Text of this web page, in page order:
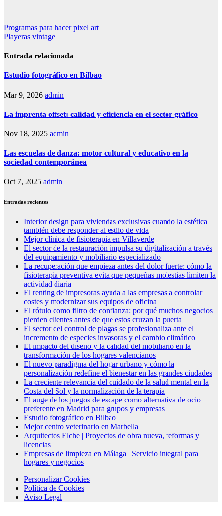
Navegación
de
entradas
Programas para hacer pixel art
Playeras vintage
Entrada relacionada
Estudio fotográfico en Bilbao
Mar 9, 2026 admin
La imprenta offset: calidad y eficiencia en el sector gráfico
Nov 18, 2025 admin
Las escuelas de danza: motor cultural y educativo en la
sociedad contemporánea
Oct 7, 2025 admin
Entradas recientes
Interior design para viviendas exclusivas cuando la estética
también debe responder al estilo de vida
Mejor clínica de fisioterapia en Villaverde
El sector de la restauración impulsa su digitalización a través
del equipamiento y mobiliario especializado
La recuperación que empieza antes del dolor fuerte: cómo la
fisioterapia preventiva evita que pequeñas molestias limiten la
actividad diaria
El renting de impresoras ayuda a las empresas a controlar
costes y modernizar sus equipos de oficina
El rótulo como filtro de confianza: por qué muchos negocios
pierden clientes antes de que estos cruzan la puerta
El sector del control de plagas se profesionaliza ante el
incremento de especies invasoras y el cambio climático
El impacto del diseño y la calidad del mobiliario en la
transformación de los hogares valencianos
El nuevo paradigma del hogar urbano y cómo la
personalización redefine el bienestar en las grandes ciudades
La creciente relevancia del cuidado de la salud mental en la
Costa del Sol y la normalización de la terapia
El auge de los juegos de escape como alternativa de ocio
preferente en Madrid para grupos y empresas
Estudio fotográfico en Bilbao
Mejor centro veterinario en Marbella
Arquitectos Elche | Proyectos de obra nueva, reformas y
licencias
Empresas de limpieza en Málaga | Servicio integral para
hogares y negocios
Personalizar Cookies
Política de Cookies
Aviso Legal